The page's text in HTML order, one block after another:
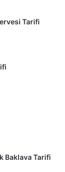
Tarifi
Baklava Tarifi